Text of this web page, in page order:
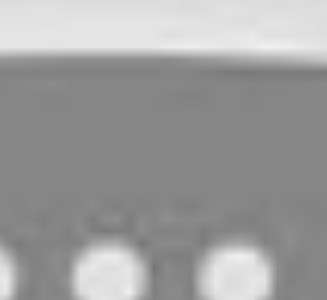
: comment la
de manipulation
réparation coûteuse suite à une
liée à l’agence de location.